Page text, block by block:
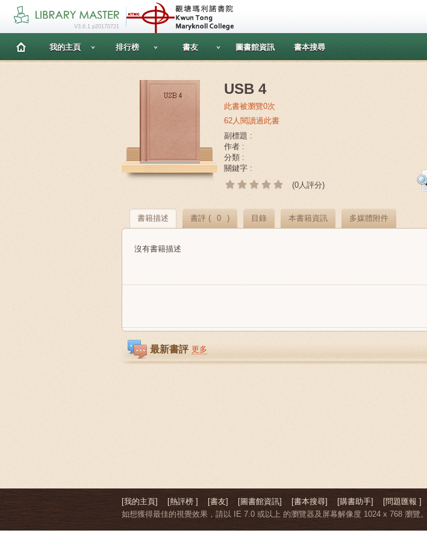
V3.6.1 p20170721
我的主頁 排行榜 書友 圖書館資訊 書本搜尋
USB 4
此書被瀏覽0次
62人閱讀過此書
副標題 :
作者 :
分類 :
關鍵字 :
(0人評分)
書籍描述 書評 ( 0 ) 目錄 本書籍資訊 多媒體附件
沒有書籍描述
最新書評 更多
[我的主頁] [熱評榜 ] [書友] [圖書館資訊] [書本搜尋] [購書助手] [問題匯報 ]
如想獲得最佳的視覺效果，請以 IE 7.0 或以上 的瀏覽器及屏幕解像度 1024 x 768 瀏覽。